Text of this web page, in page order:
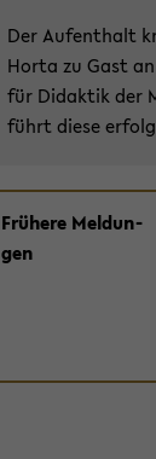
Der Auf­ent­halt
Horta zu Gast
für Di­dak­tik der
führt diese
Frü­he­re Mel­dun­
gen